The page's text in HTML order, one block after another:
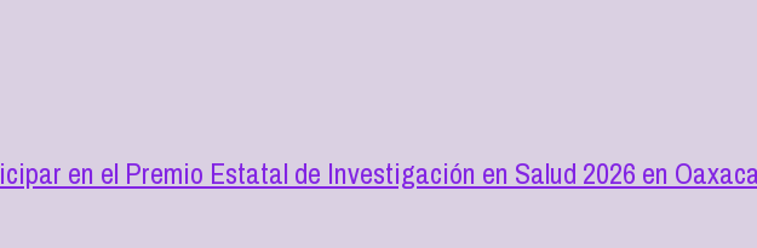
en el Premio Estatal de Investigación en Salud 2026 en